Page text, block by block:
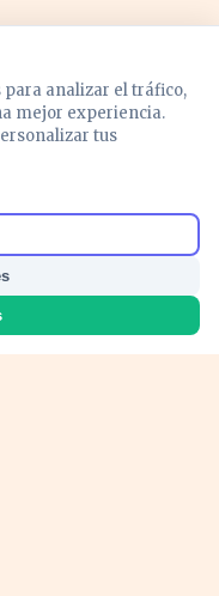
mercados,
actualizada
tu dinero y tu
para analizar el tráfico,
mejor experiencia.
tus